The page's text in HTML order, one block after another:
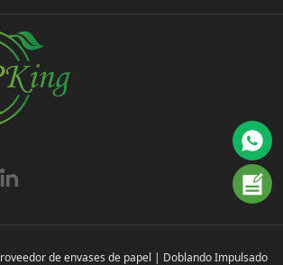
de envases de papel | Doblando Impulsado